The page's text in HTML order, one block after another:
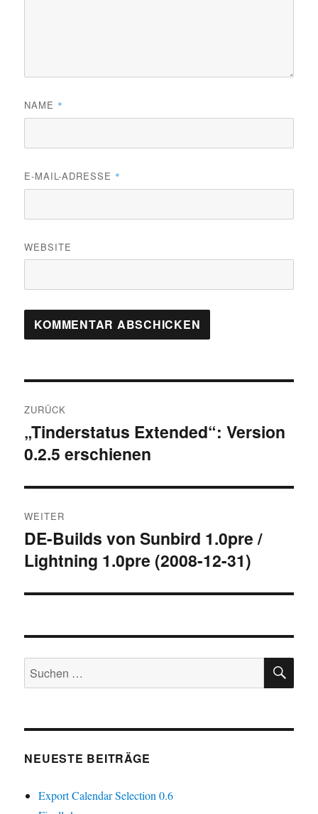
NAME *
E-MAIL-ADRESSE *
WEBSITE
ZURÜCK
Vorheriger
Beitrag:
„Tinderstatus Extended“: Version
0.2.5 erschienen
WEITER
Nächster
Beitrag:
DE-Builds von Sunbird 1.0pre /
Lightning 1.0pre (2008-12-31)
Suchen
nach:
NEUESTE BEITRÄGE
Export Calendar Selection 0.6